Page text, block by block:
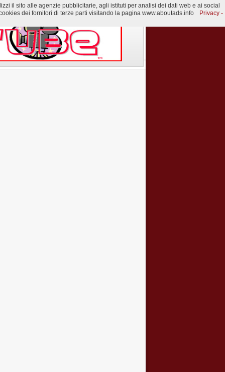
il sito alle agenzie pubblicitarie, agli istituti per analisi dei dati web e ai social
dei fornitori di terze parti visitando la pagina www.aboutads.info
Privacy -